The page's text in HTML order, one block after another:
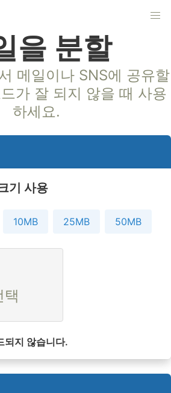
을 분할
메일이나 SNS에 공유할
가 잘 되지 않을 때 사용
하세요.
기 사용
10MB 25MB 50MB
택
되지 않습니다.